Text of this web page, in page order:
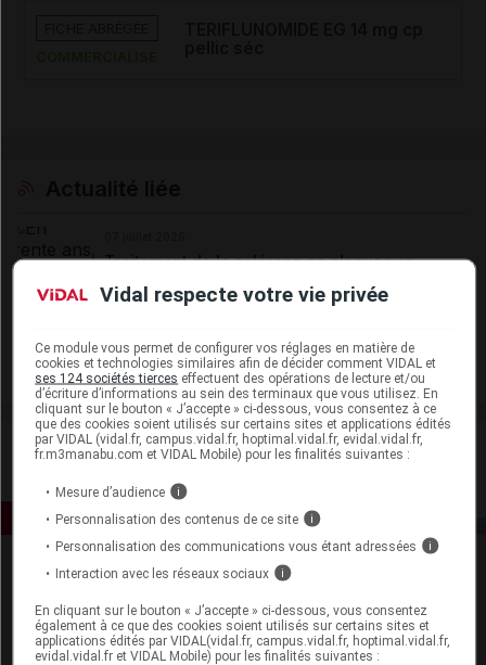
Traitement de la sclérose en plaques en
2026 : nouvelles données, nouvelles pratiques
(Partie III)
Voir plus
Vidal respecte votre vie privée
Ce module vous permet de configurer vos réglages en matière de
cookies et technologies similaires afin de décider comment VIDAL et
ses 124 sociétés tierces effectuent des opérations de lecture et/ou
d’écriture d’informations au sein des terminaux que vous utilisez. En
cliquant sur le bouton « J’accepte » ci-dessous, vous consentez à ce
que des cookies soient utilisés sur certains sites et applications édités
par VIDAL (vidal.fr, campus.vidal.fr, hoptimal.vidal.fr, evidal.vidal.fr,
fr.m3manabu.com et VIDAL Mobile) pour les finalités suivantes :
Mesure d’audience i
Personnalisation des contenus de ce site i
Personnalisation des communications vous étant adressées i
Interaction avec les réseaux sociaux i
En cliquant sur le bouton « J’accepte » ci-dessous, vous consentez
également à ce que des cookies soient utilisés sur certains sites et
applications édités par VIDAL(vidal.fr, campus.vidal.fr, hoptimal.vidal.fr,
evidal.vidal.fr et VIDAL Mobile) pour les finalités suivantes :